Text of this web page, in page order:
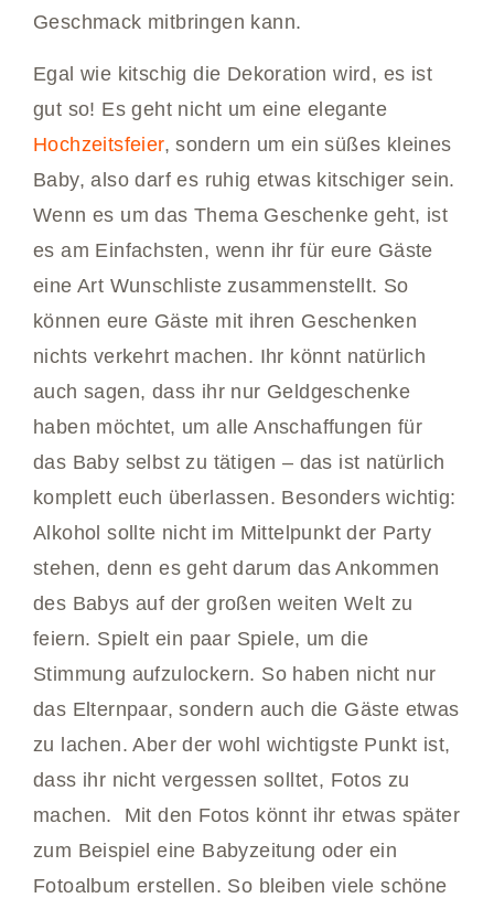
Geschmack mitbringen kann.
Egal wie kitschig die Dekoration wird, es ist
gut so! Es geht nicht um eine elegante
Hochzeitsfeier, sondern um ein süßes kleines
Baby, also darf es ruhig etwas kitschiger sein.
Wenn es um das Thema Geschenke geht, ist
es am Einfachsten, wenn ihr für eure Gäste
eine Art Wunschliste zusammenstellt. So
können eure Gäste mit ihren Geschenken
nichts verkehrt machen. Ihr könnt natürlich
auch sagen, dass ihr nur Geldgeschenke
haben möchtet, um alle Anschaffungen für
das Baby selbst zu tätigen – das ist natürlich
komplett euch überlassen. Besonders wichtig:
Alkohol sollte nicht im Mittelpunkt der Party
stehen, denn es geht darum das Ankommen
des Babys auf der großen weiten Welt zu
feiern. Spielt ein paar Spiele, um die
Stimmung aufzulockern. So haben nicht nur
das Elternpaar, sondern auch die Gäste etwas
zu lachen. Aber der wohl wichtigste Punkt ist,
dass ihr nicht vergessen solltet, Fotos zu
machen. Mit den Fotos könnt ihr etwas später
zum Beispiel eine Babyzeitung oder ein
Fotoalbum erstellen. So bleiben viele schöne